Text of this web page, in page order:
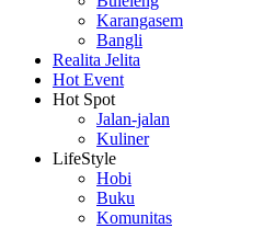
Karangasem
Bangli
Realita Jelita
Hot Event
Hot Spot
Jalan-jalan
Kuliner
LifeStyle
Hobi
Buku
Komunitas